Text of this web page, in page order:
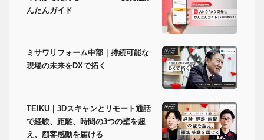
んたんガイド
ミサワリフォーム中部｜持続可能な
現場の未来をDXで拓く
TEIKU｜3Dスキャンとリモート通話
で経験、距離、時間の3つの壁を超
え、顧客感動を届ける